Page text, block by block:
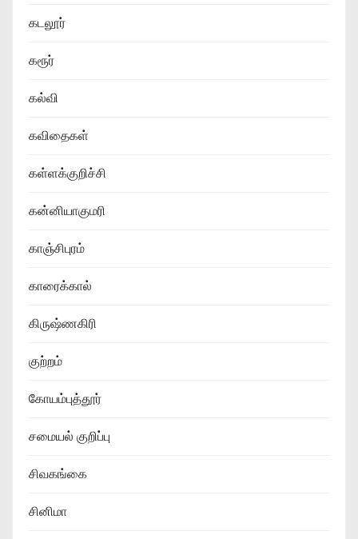
கடலூர்
கரூர்
கல்வி
கவிதைகள்
கள்ளக்குறிச்சி
கன்னியாகுமரி
காஞ்சிபுரம்
காரைக்கால்
கிருஷ்ணகிரி
குற்றம்
கோயம்புத்தூர்
சமையல் குறிப்பு
சிவகங்கை
சினிமா